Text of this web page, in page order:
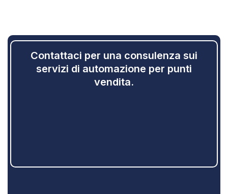
Contattaci per una consulenza sui
servizi di automazione per punti
vendita.